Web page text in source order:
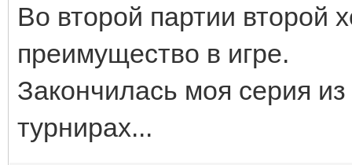
Во второй партии второй
преимущество в игре.
Закончилась моя серия
турнирах...